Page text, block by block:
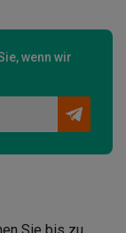
wenn wir